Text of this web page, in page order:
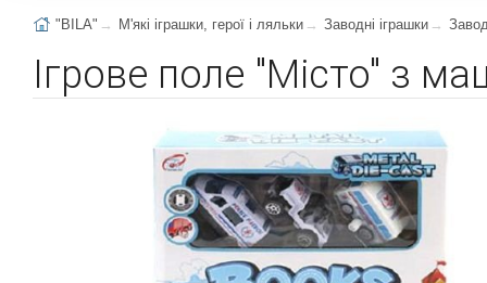
"BILA" М'які іграшки, герої і ляльки Заводні іграшки
Ігрове поле "Місто" з